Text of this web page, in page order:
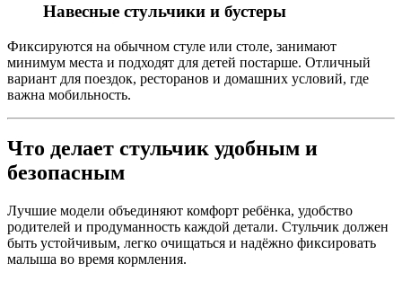
Навесные стульчики и бустеры
Фиксируются на обычном стуле или столе, занимают
минимум места и подходят для детей постарше. Отличный
вариант для поездок, ресторанов и домашних условий, где
важна мобильность.
Что делает стульчик удобным и
безопасным
Лучшие модели объединяют комфорт ребёнка, удобство
родителей и продуманность каждой детали. Стульчик должен
быть устойчивым, легко очищаться и надёжно фиксировать
малыша во время кормления.